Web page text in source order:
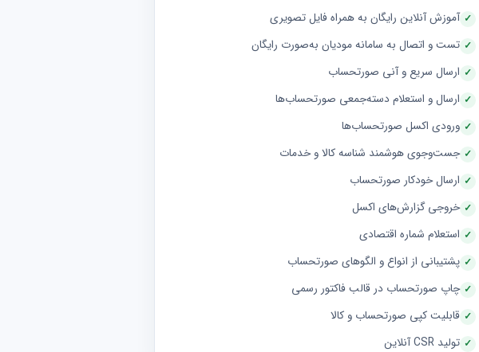
آموزش آنلاین رایگان به همراه فایل تصویری
تست و اتصال به سامانه مودیان به‌صورت رایگان
ارسال سریع و آنی صورتحساب
ارسال و استعلام دسته‌جمعی صورتحساب‌ها
ورودی اکسل صورتحساب‌ها
جست‌وجوی هوشمند شناسه کالا و خدمات
ارسال خودکار صورتحساب
خروجی گزارش‌های اکسل
استعلام شماره اقتصادی
پشتیبانی از انواع و الگوهای صورتحساب
چاپ صورتحساب در قالب فاکتور رسمی
قابلیت کپی صورتحساب و کالا
تولید CSR آنلاین